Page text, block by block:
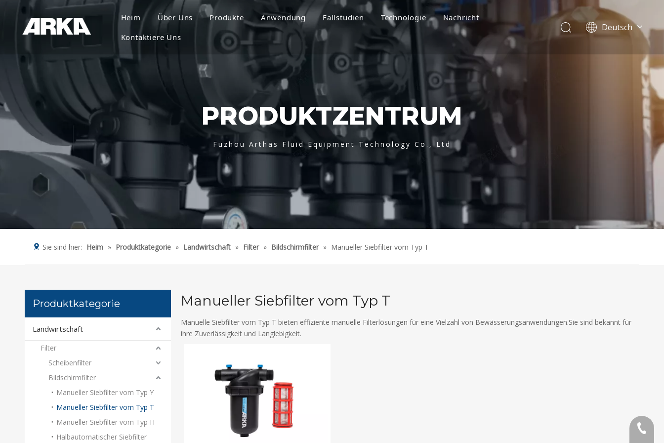
Heim Über Uns Produkte Anwendung Fallstudien Technologie
Nachricht
Kontaktiere Uns
Deutsch
简体中文
PRODUKTZENTRUM
Fuzhou Arthas Fluid Equipment Technology Co., Ltd
Sie sind hier: Heim » Produktkategorie » Landwirtschaft » Filter » Bildschirmfilter » Manueller Siebfilter vom Typ T
Produktkategorie
Landwirtschaft
Filter
Scheibenfilter
Bildschirmfilter
Manueller Siebfilter vom Typ Y
Manueller Siebfilter vom Typ T
Manueller Siebfilter vom Typ H
Halbautomatischer Siebfilter
Manueller Siebfilter vom Typ T
Manuelle Siebfilter vom Typ T bieten effiziente manuelle Filterlösungen für eine Vielzahl von Bewässerungsanwendungen.Sie sind bekannt für
ihre Zuverlässigkeit und Langlebigkeit.
86 591